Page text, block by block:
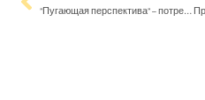
”Пугающая перспектива” – потребность социальной помощи резко растет на фоне сокращений